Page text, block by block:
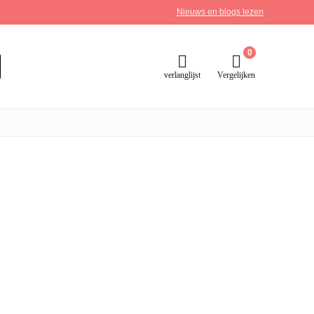
Nieuws en blogs lezen
verlanglijst
0
Vergelijken